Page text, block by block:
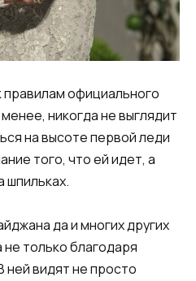
официального
никогда не выглядит
на высоте первой леди
того, что ей идет, а
шпильках.
да и многих других
только благодаря
ней видят не просто